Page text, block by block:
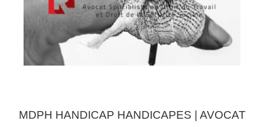
MDPH HANDICAP HANDICAPES | AVOCAT